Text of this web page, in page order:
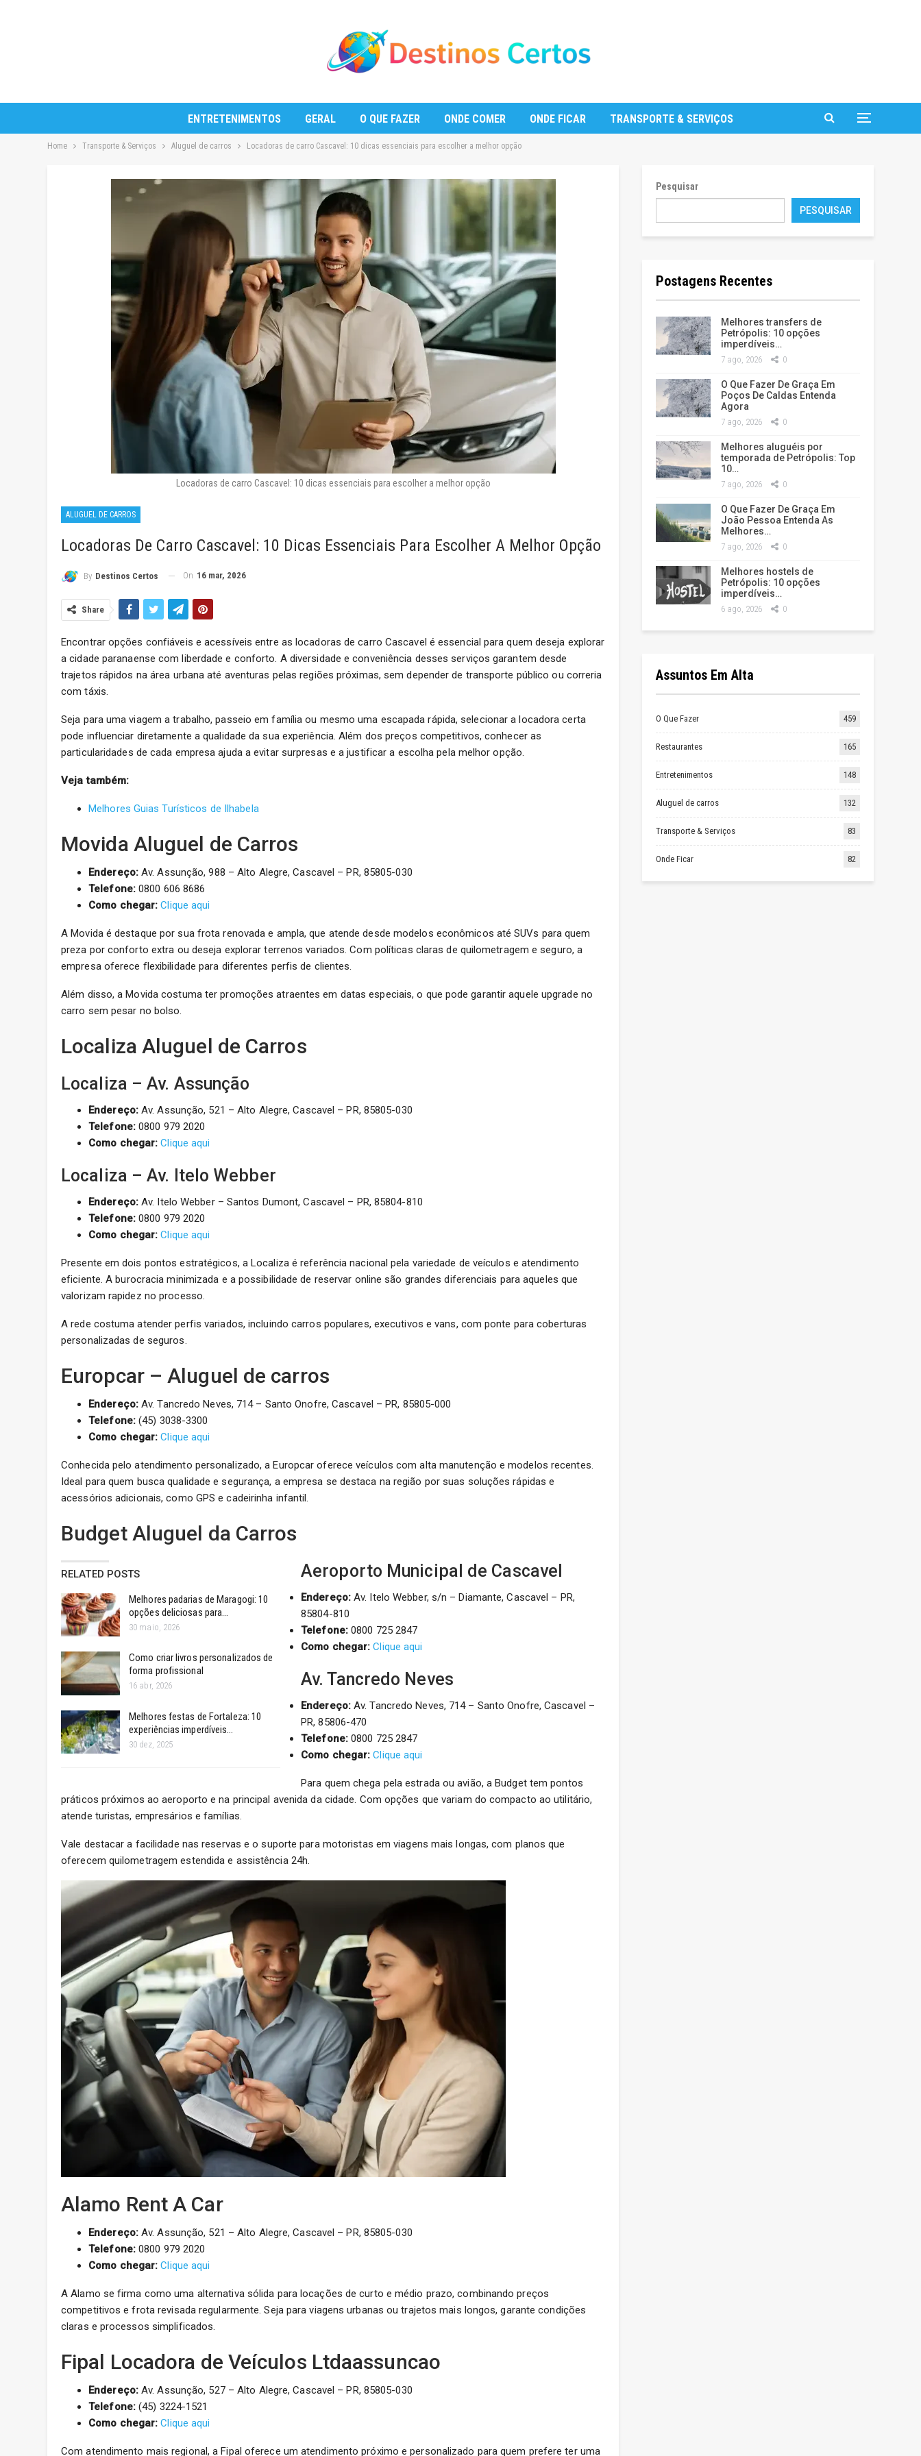
ENTRETENIMENTOS GERAL O QUE FAZER ONDE COMER ONDE FICAR TRANSPORTE & SERVIÇOS
Home Transporte & Serviços Aluguel de carros Locadoras de carro Cascavel: 10 dicas essenciais para escolher a melhor opção
Locadoras de carro Cascavel: 10 dicas essenciais para escolher a melhor opção
ALUGUEL DE CARROS
Locadoras De Carro Cascavel: 10 Dicas Essenciais Para Escolher A Melhor Opção
By Destinos Certos On 16 mar, 2026
Share
Encontrar opções confiáveis e acessíveis entre as locadoras de carro Cascavel é essencial para quem deseja explorar
a cidade paranaense com liberdade e conforto. A diversidade e conveniência desses serviços garantem desde
trajetos rápidos na área urbana até aventuras pelas regiões próximas, sem depender de transporte público ou correria
com táxis.
Seja para uma viagem a trabalho, passeio em família ou mesmo uma escapada rápida, selecionar a locadora certa
pode influenciar diretamente a qualidade da sua experiência. Além dos preços competitivos, conhecer as
particularidades de cada empresa ajuda a evitar surpresas e a justificar a escolha pela melhor opção.
Veja também:
Melhores Guias Turísticos de Ilhabela
Movida Aluguel de Carros
Endereço:Av. Assunção, 988 – Alto Alegre, Cascavel – PR, 85805-030
Telefone:0800 606 8686
Como chegar: Clique aqui
A Movida é destaque por sua frota renovada e ampla, que atende desde modelos econômicos até SUVs para quem
preza por conforto extra ou deseja explorar terrenos variados. Com políticas claras de quilometragem e seguro, a
empresa oferece flexibilidade para diferentes perfis de clientes.
Além disso, a Movida costuma ter promoções atraentes em datas especiais, o que pode garantir aquele upgrade no
carro sem pesar no bolso.
Localiza Aluguel de Carros
Localiza – Av. Assunção
Endereço:Av. Assunção, 521 – Alto Alegre, Cascavel – PR, 85805-030
Telefone:0800 979 2020
Como chegar: Clique aqui
Localiza – Av. Itelo Webber
Endereço:Av. Itelo Webber – Santos Dumont, Cascavel – PR, 85804-810
Telefone:0800 979 2020
Como chegar: Clique aqui
Presente em dois pontos estratégicos, a Localiza é referência nacional pela variedade de veículos e atendimento
eficiente. A burocracia minimizada e a possibilidade de reservar online são grandes diferenciais para aqueles que
valorizam rapidez no processo.
A rede costuma atender perfis variados, incluindo carros populares, executivos e vans, com ponte para coberturas
personalizadas de seguros.
Europcar – Aluguel de carros
Endereço:Av. Tancredo Neves, 714 – Santo Onofre, Cascavel – PR, 85805-000
Telefone:(45) 3038-3300
Como chegar: Clique aqui
Conhecida pelo atendimento personalizado, a Europcar oferece veículos com alta manutenção e modelos recentes.
Ideal para quem busca qualidade e segurança, a empresa se destaca na região por suas soluções rápidas e
acessórios adicionais, como GPS e cadeirinha infantil.
Budget Aluguel da Carros
RELATED POSTS
Melhores padarias de Maragogi: 10
opções deliciosas para…
30 maio, 2026
Como criar livros personalizados de
forma profissional
16 abr, 2026
Melhores festas de Fortaleza: 10
experiências imperdíveis…
30 dez, 2025
Aeroporto Municipal de Cascavel
Endereço:Av. Itelo Webber, s/n – Diamante, Cascavel – PR,
85804-810
Telefone:0800 725 2847
Como chegar: Clique aqui
Av. Tancredo Neves
Endereço:Av. Tancredo Neves, 714 – Santo Onofre, Cascavel –
PR, 85806-470
Telefone:0800 725 2847
Como chegar: Clique aqui
Para quem chega pela estrada ou avião, a Budget tem pontos
práticos próximos ao aeroporto e na principal avenida da cidade. Com opções que variam do compacto ao utilitário,
atende turistas, empresários e famílias.
Vale destacar a facilidade nas reservas e o suporte para motoristas em viagens mais longas, com planos que
oferecem quilometragem estendida e assistência 24h.
Alamo Rent A Car
Endereço:Av. Assunção, 521 – Alto Alegre, Cascavel – PR, 85805-030
Telefone:0800 979 2020
Como chegar: Clique aqui
A Alamo se firma como uma alternativa sólida para locações de curto e médio prazo, combinando preços
competitivos e frota revisada regularmente. Seja para viagens urbanas ou trajetos mais longos, garante condições
claras e processos simplificados.
Fipal Locadora de Veículos Ltdaassuncao
Endereço:Av. Assunção, 527 – Alto Alegre, Cascavel – PR, 85805-030
Telefone:(45) 3224-1521
Como chegar: Clique aqui
Com atendimento mais regional, a Fipal oferece um atendimento próximo e personalizado para quem prefere ter uma
Pesquisar
PESQUISAR
Postagens Recentes
Melhores transfers de
Petrópolis: 10 opções
imperdíveis…
7 ago, 2026 0
O Que Fazer De Graça Em
Poços De Caldas Entenda
Agora
7 ago, 2026 0
Melhores aluguéis por
temporada de Petrópolis: Top
10…
7 ago, 2026 0
O Que Fazer De Graça Em
João Pessoa Entenda As
Melhores…
7 ago, 2026 0
Melhores hostels de
Petrópolis: 10 opções
imperdíveis…
6 ago, 2026 0
Assuntos Em Alta
O Que Fazer 459
Restaurantes 165
Entretenimentos 148
Aluguel de carros 132
Transporte & Serviços 83
Onde Ficar 82